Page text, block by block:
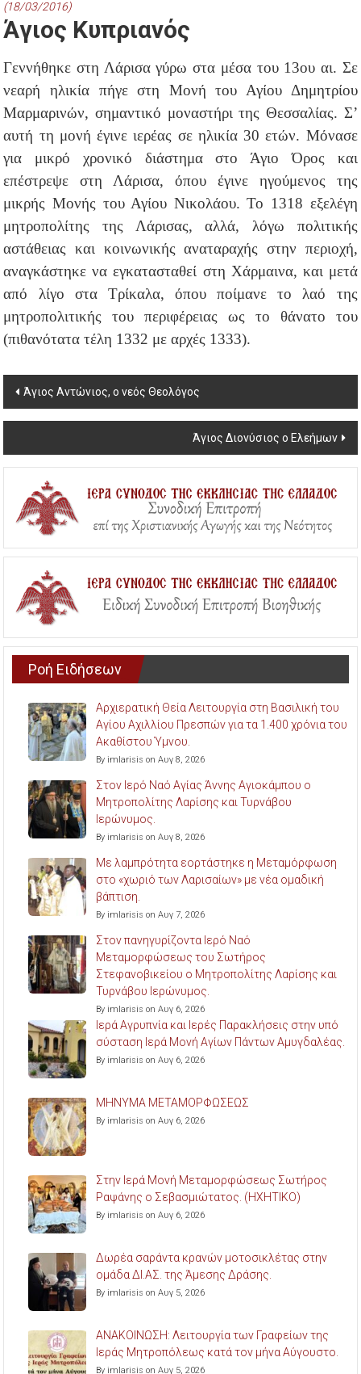
(18/03/2016)
Άγιος Κυπριανός
Γεννήθηκε στη Λάρισα γύρω στα μέσα του 13ου αι. Σε
νεαρή ηλικία πήγε στη Μονή του Αγίου Δημητρίου
Μαρμαρινών, σημαντικό μοναστήρι της Θεσσαλίας. Σ’
αυτή τη μονή έγινε ιερέας σε ηλικία 30 ετών. Μόνασε
για μικρό χρονικό διάστημα στο Άγιο Όρος και
επέστρεψε στη Λάρισα, όπου έγινε ηγούμενος της
μικρής Μονής του Αγίου Νικολάου. Το 1318 εξελέγη
μητροπολίτης της Λάρισας, αλλά, λόγω πολιτικής
αστάθειας και κοινωνικής αναταραχής στην περιοχή,
αναγκάστηκε να εγκατασταθεί στη Χάρμαινα, και μετά
από λίγο στα Τρίκαλα, όπου ποίμανε το λαό της
μητροπολιτικής του περιφέρειας ως το θάνατο του
(πιθανότατα τέλη 1332 με αρχές 1333).
Post
navigation
Άγιος Αντώνιος, ο νεός Θεολόγος
Άγιος Διονύσιος ο Ελεήμων
Ροή Ειδήσεων
Αρχιερατική Θεία Λειτουργία στη Βασιλική του
Αγίου Αχιλλίου Πρεσπών για τα 1.400 χρόνια του
Ακαθίστου Ύμνου.
By imlarisis on Αυγ 8, 2026
Στον Ιερό Ναό Αγίας Άννης Αγιοκάμπου ο
Μητροπολίτης Λαρίσης και Τυρνάβου
Ιερώνυμος.
By imlarisis on Αυγ 8, 2026
Με λαμπρότητα εορτάστηκε η Μεταμόρφωση
στο «χωριό των Λαρισαίων» με νέα ομαδική
βάπτιση.
By imlarisis on Αυγ 7, 2026
Στον πανηγυρίζοντα Ιερό Ναό
Μεταμορφώσεως του Σωτήρος
Στεφανοβικείου ο Μητροπολίτης Λαρίσης και
Τυρνάβου Ιερώνυμος.
By imlarisis on Αυγ 6, 2026
Ιερά Αγρυπνία και Ιερές Παρακλήσεις στην υπό
σύσταση Ιερά Μονή Αγίων Πάντων Αμυγδαλέας.
By imlarisis on Αυγ 6, 2026
ΜΗΝΥΜΑ ΜΕΤΑΜΟΡΦΩΣΕΩΣ
By imlarisis on Αυγ 6, 2026
Στην Ιερά Μονή Μεταμορφώσεως Σωτήρος
Ραψάνης ο Σεβασμιώτατος. (ΗΧΗΤΙΚΟ)
By imlarisis on Αυγ 6, 2026
Δωρέα σαράντα κρανών μοτοσικλέτας στην
ομάδα ΔΙ.ΑΣ. της Άμεσης Δράσης.
By imlarisis on Αυγ 5, 2026
ΑΝΑΚΟΙΝΩΣΗ: Λειτουργία των Γραφείων της
Ιεράς Μητροπόλεως κατά τον μήνα Αύγουστο.
By imlarisis on Αυγ 5, 2026